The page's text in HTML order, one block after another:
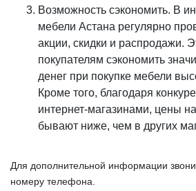
Возможность сэкономить. В
мебели Астана регулярно
акции, скидки и распродажи.
покупателям сэкономить
денег при покупке мебели
Кроме того, благодаря
интернет-магазинами, цены
бывают ниже, чем в других
Для дополнительной информации
номеру телефона.